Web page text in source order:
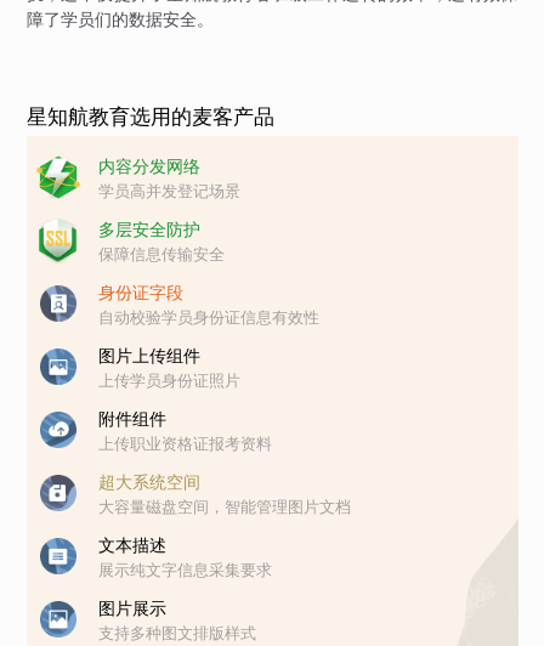
障了学员们的数据安全。
星知航教育选用的麦客产品
内容分发网络
学员高并发登记场景
多层安全防护
保障信息传输安全
身份证字段
自动校验学员身份证信息有效性
图片上传组件
上传学员身份证照片
附件组件
上传职业资格证报考资料
超大系统空间
大容量磁盘空间，智能管理图片文档
文本描述
展示纯文字信息采集要求
图片展示
支持多种图文排版样式